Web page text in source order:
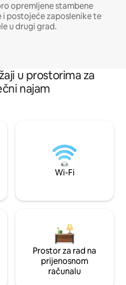
opremljene stambene
i postojeće zaposlenike te
u drugi grad.
u prostorima za
najam
Wi-Fi
Prostor za rad na
prijenosnom
računalu